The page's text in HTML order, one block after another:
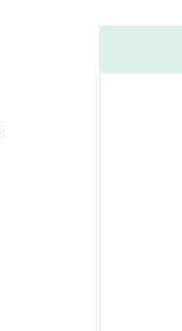
b